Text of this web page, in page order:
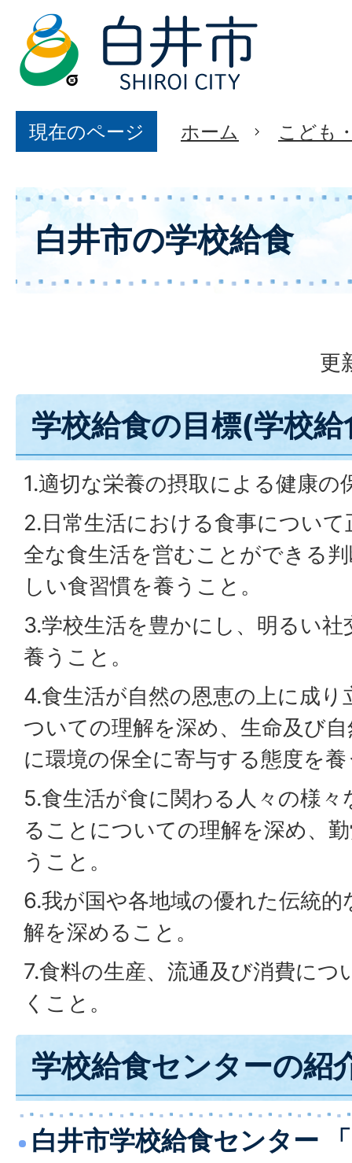
現在のページ ホーム こども
白井市の学校給食
更
学校給食の目標(学校給
1.適切な栄養の摂取による健康の
2.日常生活における食事につい
全な食生活を営むことができる
しい食習慣を養うこと。
3.学校生活を豊かにし、明るい
養うこと。
4.食生活が自然の恩恵の上に成
ついての理解を深め、生命及び
に環境の保全に寄与する態度を
5.食生活が食に関わる人々の様
ることについての理解を深め、
うこと。
6.我が国や各地域の優れた伝統
解を深めること。
7.食料の生産、流通及び消費につ
くこと。
学校給食センターの紹
白井市学校給食センター